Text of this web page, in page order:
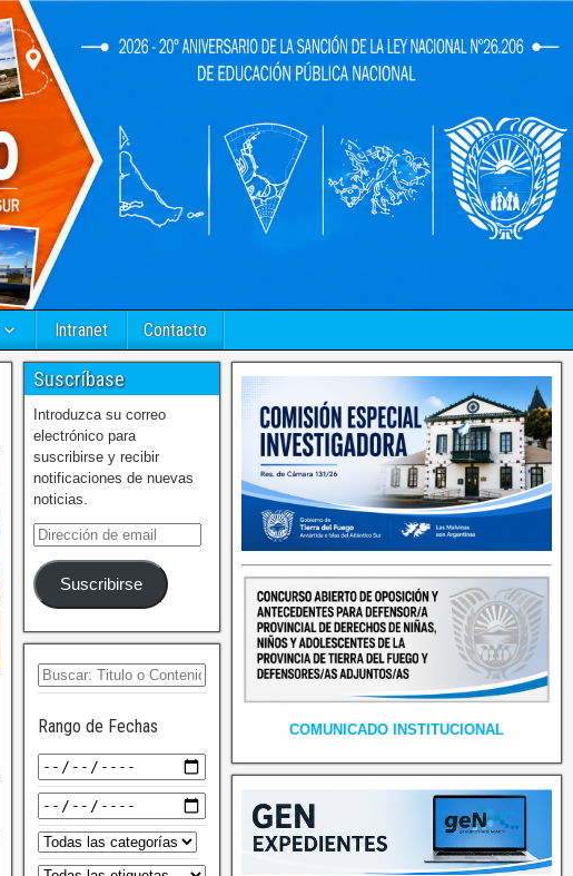
Intranet Contacto
Suscríbase
Introduzca su correo
electrónico para
suscribirse y recibir
notificaciones de nuevas
noticias.
Suscribirse
Rango de Fechas COMUNICADO INSTITUCIONAL